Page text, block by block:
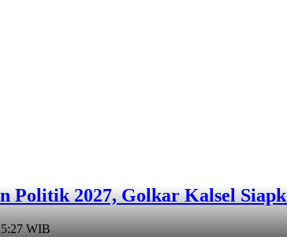
Politik 2027, Golkar Kalsel
WIB